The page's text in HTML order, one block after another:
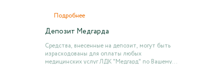
Подробнее
Депозит Медгарда
Средства, внесенные на депозит, могут быть
израсходованы для оплаты любых
медицинских услуг ЛДК "Медгард" по Вашему